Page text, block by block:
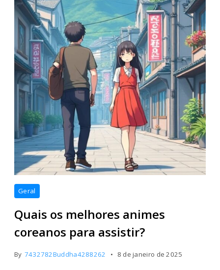
melhores
animes
coreanos
Geral
Quais os melhores animes
coreanos para assistir?
By 7432782Buddha4288262 8 de janeiro de 2025